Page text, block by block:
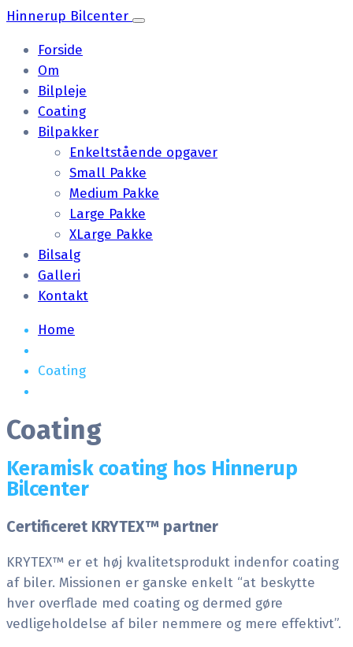
Hinnerup Bilcenter
Forside
Om
Bilpleje
Coating
Bilpakker
Enkeltstående opgaver
Small Pakke
Medium Pakke
Large Pakke
XLarge Pakke
Bilsalg
Galleri
Kontakt
Home
Coating
Coating
Keramisk coating hos Hinnerup
Bilcenter
Certificeret KRYTEX™ partner
KRYTEX™ er et høj kvalitetsprodukt indenfor coating
af biler. Missionen er ganske enkelt “at beskytte
hver overflade med coating og dermed gøre
vedligeholdelse af biler nemmere og mere effektivt”.